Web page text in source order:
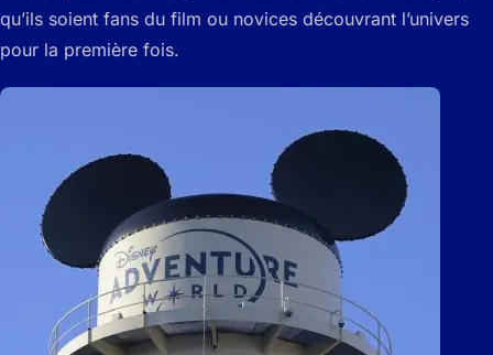
qu’ils soient fans du film ou novices découvrant l’univers
pour la première fois.